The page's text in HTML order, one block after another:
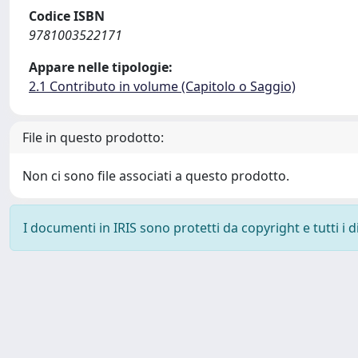
Codice ISBN
9781003522171
Appare nelle tipologie:
2.1 Contributo in volume (Capitolo o Saggio)
File in questo prodotto:
Non ci sono file associati a questo prodotto.
I documenti in IRIS sono protetti da copyright e tutti i